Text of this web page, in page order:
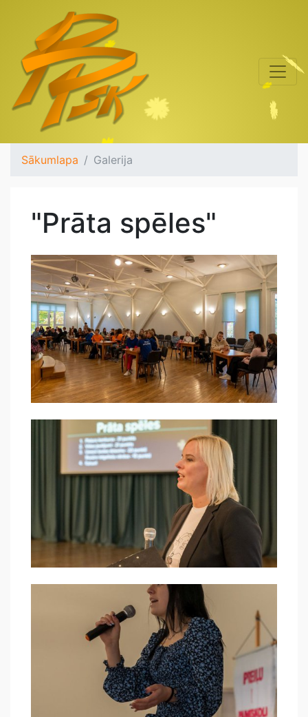
Sākumlapa Galerija
"Prāta spēles"